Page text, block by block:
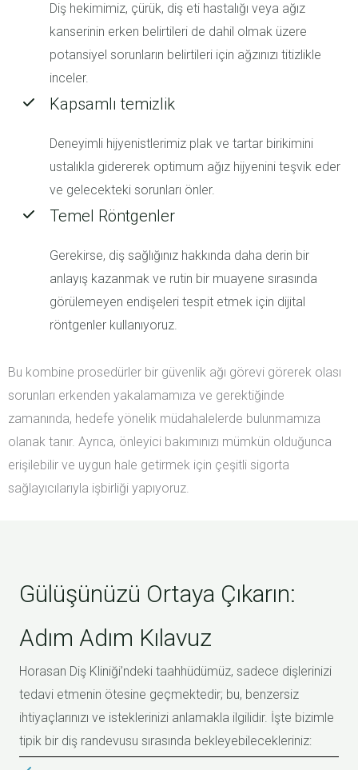
Diş hekimimiz, çürük, diş eti hastalığı veya ağız
kanserinin erken belirtileri de dahil olmak üzere
potansiyel sorunların belirtileri için ağzınızı titizlikle
inceler.
Kapsamlı temizlik
Deneyimli hijyenistlerimiz plak ve tartar birikimini
ustalıkla gidererek optimum ağız hijyenini teşvik eder
ve gelecekteki sorunları önler.
Temel Röntgenler
Gerekirse, diş sağlığınız hakkında daha derin bir
anlayış kazanmak ve rutin bir muayene sırasında
görülemeyen endişeleri tespit etmek için dijital
röntgenler kullanıyoruz.
Bu kombine prosedürler bir güvenlik ağı görevi görerek olası
sorunları erkenden yakalamamıza ve gerektiğinde
zamanında, hedefe yönelik müdahalelerde bulunmamıza
olanak tanır. Ayrıca, önleyici bakımınızı mümkün olduğunca
erişilebilir ve uygun hale getirmek için çeşitli sigorta
sağlayıcılarıyla işbirliği yapıyoruz.
Gülüşünüzü Ortaya Çıkarın:
Adım Adım Kılavuz
Horasan Diş Kliniği’ndeki taahhüdümüz, sadece dişlerinizi
tedavi etmenin ötesine geçmektedir; bu, benzersiz
ihtiyaçlarınızı ve isteklerinizi anlamakla ilgilidir. İşte bizimle
tipik bir diş randevusu sırasında bekleyebilecekleriniz: